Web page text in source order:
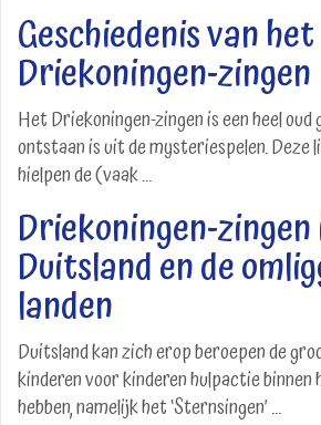
Geschiedenis van het
Driekoningen-zingen
Het Driekoningen-zingen is een heel
ontstaan is uit de mysteriespelen. Deze
hielpen de (vaak ...
Driekoningen-
Duitsland en de
landen
Duitsland kan zich erop beroepen de
kinderen voor kinderen hulpactie binnen
hebben, namelijk het ‘Sternsingen’ ...